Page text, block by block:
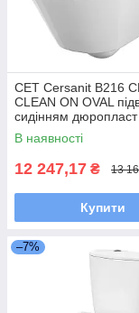
CET Cersanit В216
CLEAN ON OVAL
сидінням дюропласт
SLIM
В наявності
12 247,17 ₴ 13
Купити
–7%